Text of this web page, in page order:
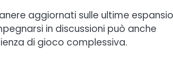
aggiornati sulle ultime
in discussioni può anche
di gioco complessiva.